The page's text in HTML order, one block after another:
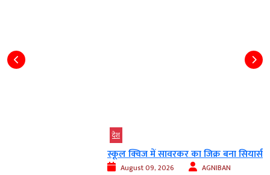
स्कूल क्विज में सावरकर का जिक्र बना सियासी...
AGNIBAN